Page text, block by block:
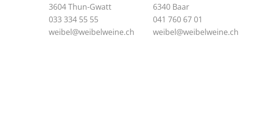
3604 Thun-Gwatt
033 334 55 55
weibel@weibelweine.ch
6340 Baar
041 760 67 01
weibel@weibelweine.ch